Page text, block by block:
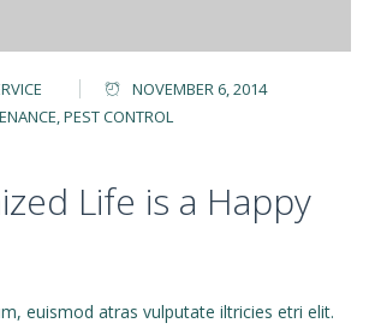
NOVEMBER 6, 2014
,PEST CONTROL
Life is a Happy
euismod atras vulputate iltricies etri elit.